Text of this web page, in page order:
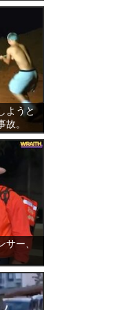
ようと
。
サー、